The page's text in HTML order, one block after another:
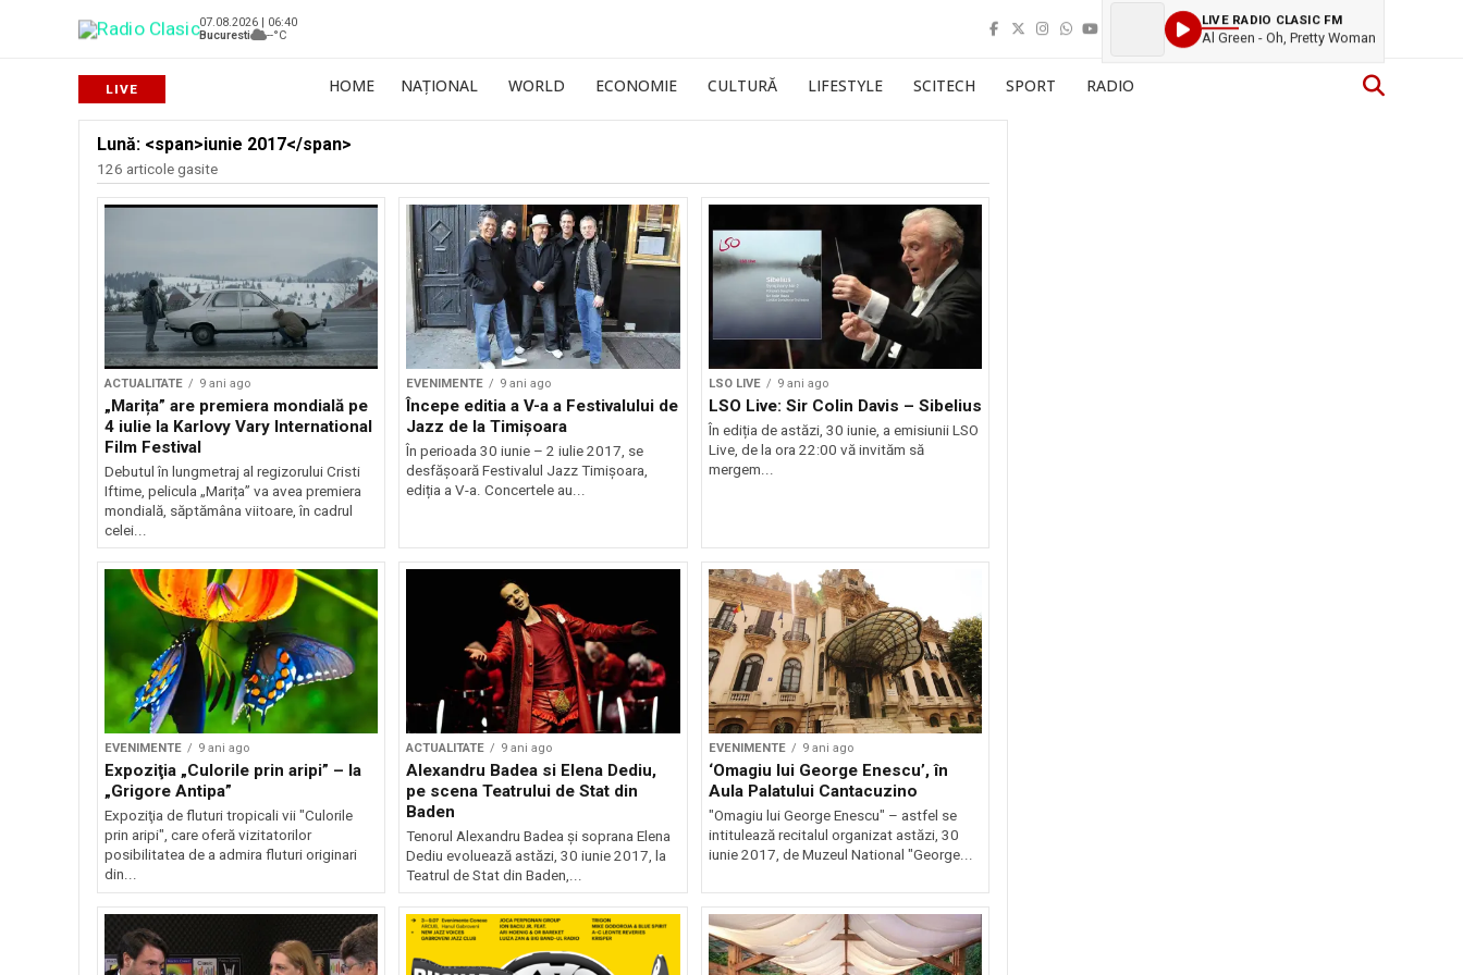
07.08.2026 | 06:40
Bucuresti
--°C
LIVE RADIO CLASIC FM
Al Green - Oh, Pretty Woman
HOME NAȚIONAL WORLD ECONOMIE CULTURĂ LIFESTYLE SCITECH SPORT RADIO
Lună: <span>iunie 2017</span>
126 articole gasite
ACTUALITATE 9 ani ago
„Marița” are premiera mondială pe
4 iulie la Karlovy Vary International
Film Festival
Debutul în lungmetraj al regizorului Cristi
Iftime, pelicula „Marița” va avea premiera
mondială, săptămâna viitoare, în cadrul
celei...
EVENIMENTE 9 ani ago
Începe editia a V-a a Festivalului de
Jazz de la Timișoara
În perioada 30 iunie – 2 iulie 2017, se
desfășoară Festivalul Jazz Timişoara,
ediția a V-a. Concertele au...
LSO LIVE 9 ani ago
LSO Live: Sir Colin Davis – Sibelius
În ediția de astăzi, 30 iunie, a emisiunii LSO
Live, de la ora 22:00 vă invităm să
mergem...
EVENIMENTE 9 ani ago
Expoziţia „Culorile prin aripi” – la
„Grigore Antipa”
Expoziţia de fluturi tropicali vii "Culorile
prin aripi", care oferă vizitatorilor
posibilitatea de a admira fluturi originari
din...
ACTUALITATE 9 ani ago
Alexandru Badea si Elena Dediu,
pe scena Teatrului de Stat din
Baden
Tenorul Alexandru Badea şi soprana Elena
Dediu evoluează astăzi, 30 iunie 2017, la
Teatrul de Stat din Baden,...
EVENIMENTE 9 ani ago
‘Omagiu lui George Enescu’, în
Aula Palatului Cantacuzino
"Omagiu lui George Enescu" – astfel se
intitulează recitalul organizat astăzi, 30
iunie 2017, de Muzeul National "George...